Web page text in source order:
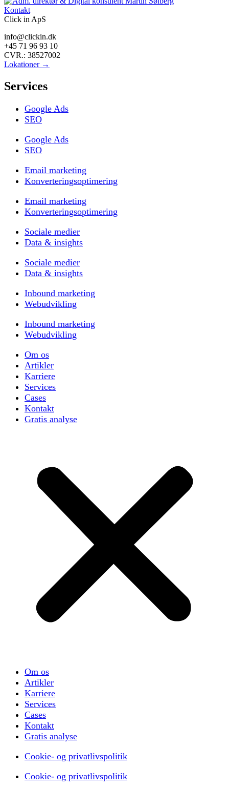
Kontakt
Click in ApS
info@clickin.dk
+45 71 96 93 10
CVR.: 38527002
Lokationer →
Services
Google Ads
SEO
Google Ads
SEO
Email marketing
Konverteringsoptimering
Email marketing
Konverteringsoptimering
Sociale medier
Data & insights
Sociale medier
Data & insights
Inbound marketing
Webudvikling
Inbound marketing
Webudvikling
Om os
Artikler
Karriere
Services
Cases
Kontakt
Gratis analyse
Om os
Artikler
Karriere
Services
Cases
Kontakt
Gratis analyse
Cookie- og privatlivspolitik
Cookie- og privatlivspolitik